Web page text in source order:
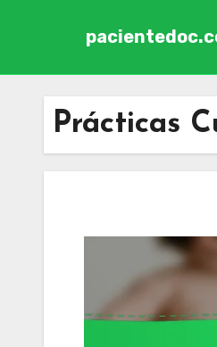
Prácticas